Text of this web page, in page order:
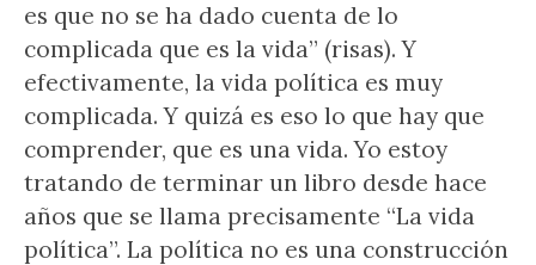
es que no se ha dado cuenta de lo
complicada que es la vida” (risas). Y
efectivamente, la vida política es muy
complicada. Y quizá es eso lo que hay que
comprender, que es una vida. Yo estoy
tratando de terminar un libro desde hace
años que se llama precisamente “La vida
política”. La política no es una construcción